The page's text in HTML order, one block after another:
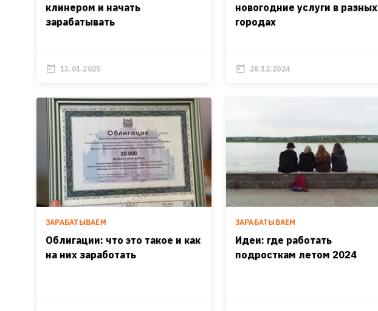
клинером и начать
зарабатывать
13.01.2025
новогодние услуги в разных
городах
28.12.2024
ЗАРАБАТЫВАЕМ
Облигации: что это такое и как
на них заработать
ЗАРАБАТЫВАЕМ
Идеи: где работать
подросткам летом 2024